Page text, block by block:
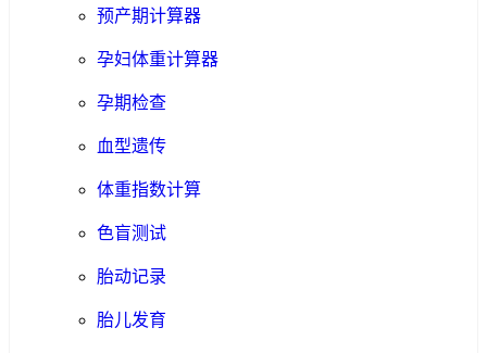
预产期计算器
孕妇体重计算器
孕期检查
血型遗传
体重指数计算
色盲测试
胎动记录
胎儿发育